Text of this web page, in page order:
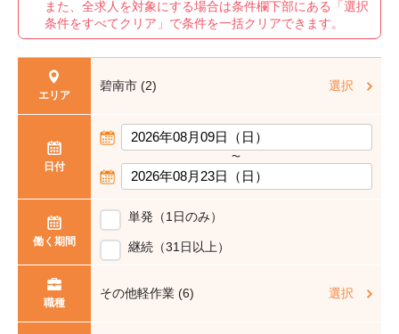
また、全求人を対象にする場合は条件欄下部にある「選択
条件をすべてクリア」で条件を一括クリアできます。
エリア
碧南市 (2) 選択
日付
〜
働く期間
単発（1日のみ）
継続（31日以上）
職種
その他軽作業 (6) 選択